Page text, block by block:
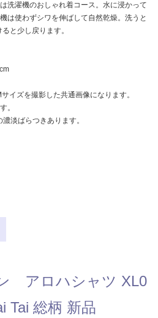
洗濯機のおしゃれ着コース。水に浸かって
は使わずシワを伸ばして自然乾燥。洗うと
と少し戻ります。
イズを撮影した共通画像になります。
。
淡ばらつきあります。
アロハシャツ XL0
Tai 総柄 新品